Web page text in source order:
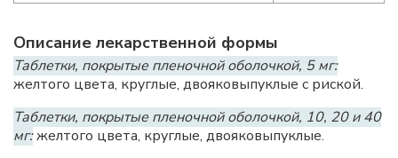
Описание лекарственной формы
Таблетки, покрытые пленочной оболочкой, 5 мг:
желтого цвета, круглые, двояковыпуклые с риской.
Таблетки, покрытые пленочной оболочкой, 10, 20 и 40
мг:желтого цвета, круглые, двояковыпуклые.